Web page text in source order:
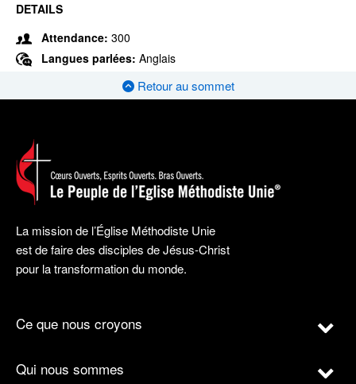
DETAILS
Attendance: 300
Langues parlées: Anglais
Retour au sommet
La mission de l’Église Méthodiste Unie
est de faire des disciples de Jésus-Christ
pour la transformation du monde.
Ce que nous croyons
Qui nous sommes